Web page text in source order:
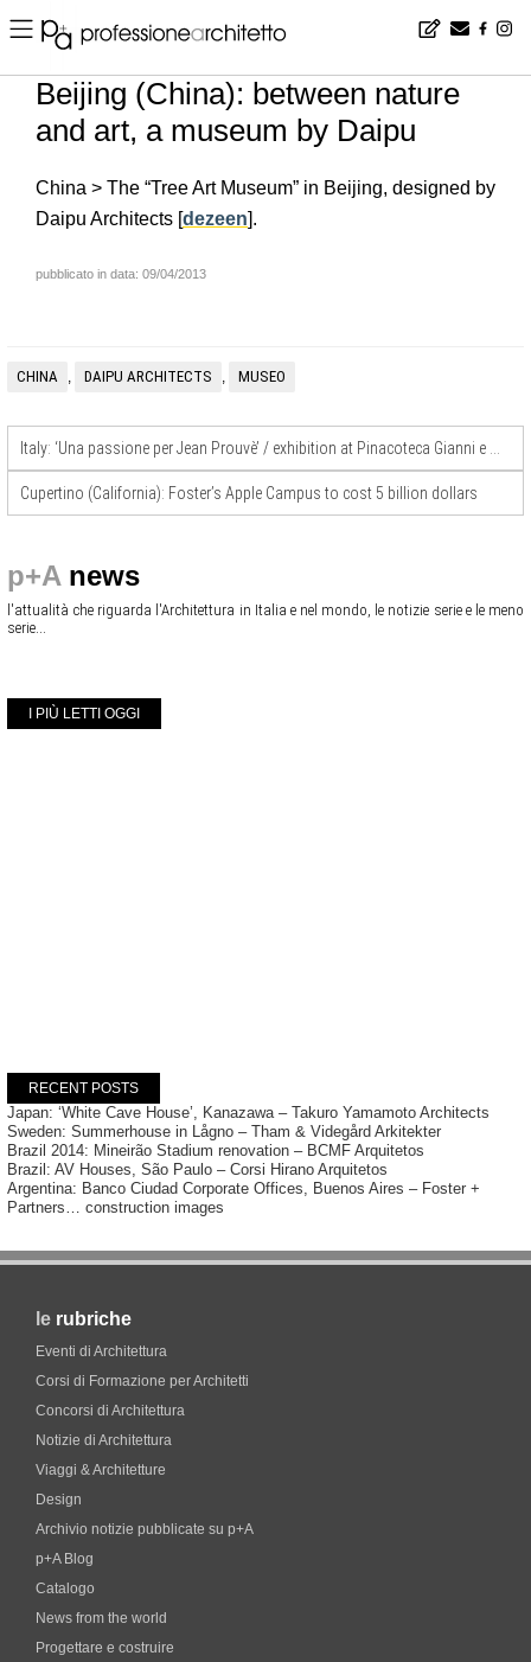
Home ▪ news ▪ en ▪ Beijing (China): between nature and art, a museum by Daipu
Beijing (China): between nature
and art, a museum by Daipu
China > The “Tree Art Museum” in Beijing, designed by
Daipu Architects [dezeen].
pubblicato in data: 09/04/2013
CHINA , DAIPU ARCHITECTS , MUSEO
Cupertino (California): Foster’s Apple Campus to cost 5 billion dollars
p+A news
l'attualità che riguarda l'Architettura in Italia e nel mondo, le notizie serie e le meno
serie...
I PIÙ LETTI OGGI
RECENT POSTS
Japan: ‘White Cave House’, Kanazawa – Takuro Yamamoto Architects
Sweden: Summerhouse in Lågno – Tham & Videgård Arkitekter
Brazil 2014: Mineirão Stadium renovation – BCMF Arquitetos
Brazil: AV Houses, São Paulo – Corsi Hirano Arquitetos
Argentina: Banco Ciudad Corporate Offices, Buenos Aires – Foster +
Partners… construction images
le rubriche
Eventi di Architettura
Corsi di Formazione per Architetti
Concorsi di Architettura
Notizie di Architettura
Viaggi & Architetture
Design
Archivio notizie pubblicate su p+A
p+A Blog
Catalogo
News from the world
Progettare e costruire